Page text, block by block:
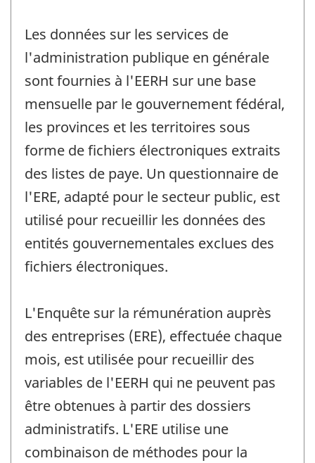
Les données sur les services de
l'administration publique en générale
sont fournies à l'EERH sur une base
mensuelle par le gouvernement fédéral,
les provinces et les territoires sous
forme de fichiers électroniques extraits
des listes de paye. Un questionnaire de
l'ERE, adapté pour le secteur public, est
utilisé pour recueillir les données des
entités gouvernementales exclues des
fichiers électroniques.
L'Enquête sur la rémunération auprès
des entreprises (ERE), effectuée chaque
mois, est utilisée pour recueillir des
variables de l'EERH qui ne peuvent pas
être obtenues à partir des dossiers
administratifs. L'ERE utilise une
combinaison de méthodes pour la